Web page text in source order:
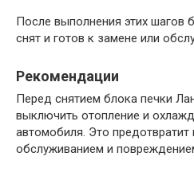
После выполнения этих шагов
снят и готов к замене или
Рекомендации
Перед снятием блока печки
выключить отопление и
автомобиля. Это
обслуживанием и